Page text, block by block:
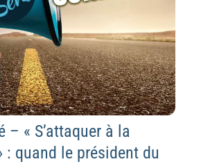
– « S’attaquer à la
: quand le président du